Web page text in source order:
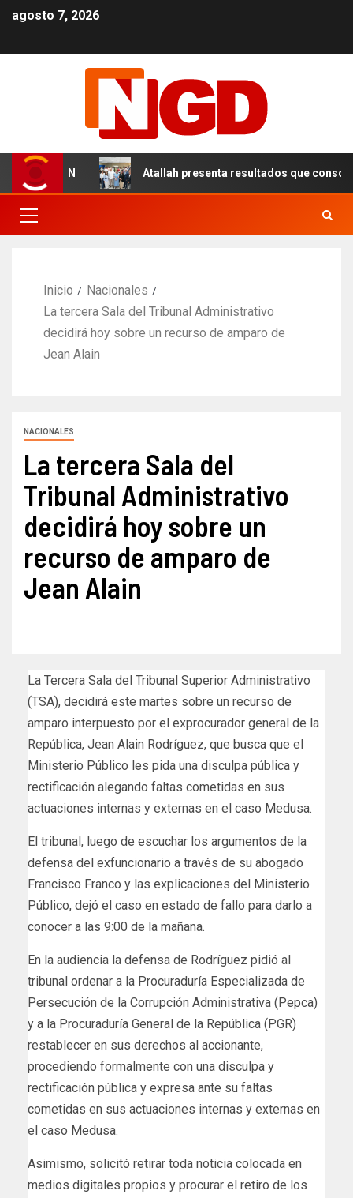
agosto 7, 2026
el DN Atallah presenta resultados que consolidan
Inicio
Nacionales
La tercera Sala del Tribunal Administrativo
decidirá hoy sobre un recurso de amparo de
Jean Alain
NACIONALES
La tercera Sala del
Tribunal Administrativo
decidirá hoy sobre un
recurso de amparo de
Jean Alain
La Tercera Sala del Tribunal Superior Administrativo
(TSA), decidirá este martes sobre un recurso de
amparo interpuesto por el exprocurador general de la
República, Jean Alain Rodríguez, que busca que el
Ministerio Público les pida una disculpa pública y
rectificación alegando faltas cometidas en sus
actuaciones internas y externas en el caso Medusa.
El tribunal, luego de escuchar los argumentos de la
defensa del exfuncionario a través de su abogado
Francisco Franco y las explicaciones del Ministerio
Público, dejó el caso en estado de fallo para darlo a
conocer a las 9:00 de la mañana.
En la audiencia la defensa de Rodríguez pidió al
tribunal ordenar a la Procuraduría Especializada de
Persecución de la Corrupción Administrativa (Pepca)
y a la Procuraduría General de la República (PGR)
restablecer en sus derechos al accionante,
procediendo formalmente con una disculpa y
rectificación pública y expresa ante su faltas
cometidas en sus actuaciones internas y externas en
el caso Medusa.
Asimismo, solicitó retirar toda noticia colocada en
medios digitales propios y procurar el retiro de los